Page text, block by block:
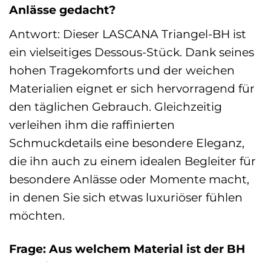
Anlässe gedacht?
Antwort: Dieser LASCANA Triangel-BH ist
ein vielseitiges Dessous-Stück. Dank seines
hohen Tragekomforts und der weichen
Materialien eignet er sich hervorragend für
den täglichen Gebrauch. Gleichzeitig
verleihen ihm die raffinierten
Schmuckdetails eine besondere Eleganz,
die ihn auch zu einem idealen Begleiter für
besondere Anlässe oder Momente macht,
in denen Sie sich etwas luxuriöser fühlen
möchten.
Frage: Aus welchem Material ist der BH